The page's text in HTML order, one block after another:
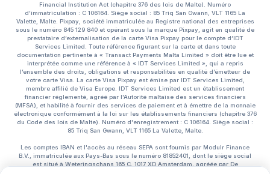
Financial Institution Act (chapitre 376 des lois de Malte). Numéro
d’immatriculation : C 106164. Siège social : 85 Triq San Gwann, VLT 1165 La
Valette, Malte. Pixpay, société immatriculée au Registre national des entreprises
sous le numéro 845 129 840 et opérant sous la marque Pixpay, agit en qualité de
prestataire d’externalisation de la carte Visa Pixpay pour le compte d’IDT
Services Limited. Toute référence figurant sur la carte et dans toute
documentation pertinente à « Transact Payments Malta Limited » doit être lue et
interprétée comme une référence à « IDT Services Limited », qui a repris
l’ensemble des droits, obligations et responsabilités en qualité d’émetteur de
votre carte Visa. La carte Visa Pixpay est émise par IDT Services Limited,
membre affilié de Visa Europe. IDT Services Limited est un établissement
financier réglementé, agréé par l'Autorité maltaise des services financiers
(MFSA), et habilité à fournir des services de paiement et à émettre de la monnaie
électronique conformément à la loi sur les établissements financiers (chapitre 376
du Code des lois de Malte). Numéro d'enregistrement : C 106164. Siège social :
85 Triq San Gwann, VLT 1165 La Valette, Malte.
Les comptes IBAN et l'accès au réseau SEPA sont fournis par Modulr Finance
B.V., immatriculée aux Pays-Bas sous le numéro 81852401, dont le siège social
est situé à Weteringschans 165 C, 1017 XD Amsterdam, agréée par De